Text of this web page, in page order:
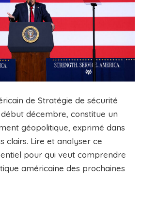
de Stratégie de sécurité
décembre, constitue un
géopolitique, exprimé dans
clairs. Lire et analyser ce
pour qui veut comprendre
américaine des prochaines